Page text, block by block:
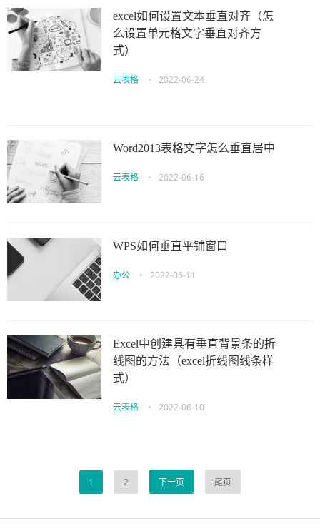
excel如何设置文本垂直对齐（怎
么设置单元格文字垂直对齐方
式）
云表格 • 2022-06-24
Word2013表格文字怎么垂直居中
云表格 • 2022-06-16
WPS如何垂直平铺窗口
办公 • 2022-06-11
Excel中创建具有垂直背景条的折
线图的方法（excel折线图线条样
式）
云表格 • 2022-06-10
1 2 下一页 尾页